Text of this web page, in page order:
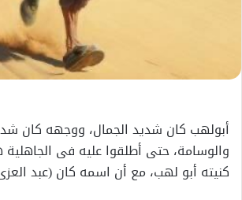
أبولهب كان شديد الجمال، ووجهه كان
والوسامة، حتى أطلقوا عليه فى الجاهلية
كنيته أبو لهب، مع أن اسمه كان (عبد